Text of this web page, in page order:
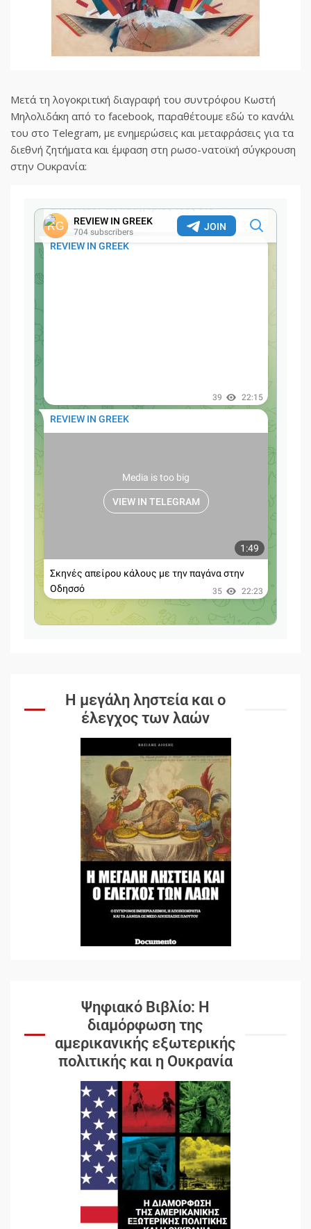
Μετά τη λογοκριτική διαγραφή του συντρόφου Κωστή
Μηλολιδάκη από το facebook, παραθέτουμε εδώ το κανάλι
του στο Telegram, με ενημερώσεις και μεταφράσεις για τα
διεθνή ζητήματα και έμφαση στη ρωσο-νατοϊκή σύγκρουση
στην Ουκρανία:
Η μεγάλη ληστεία και ο
έλεγχος των λαών
Ψηφιακό Βιβλίο: Η
διαμόρφωση της
αμερικανικής εξωτερικής
πολιτικής και η Ουκρανία